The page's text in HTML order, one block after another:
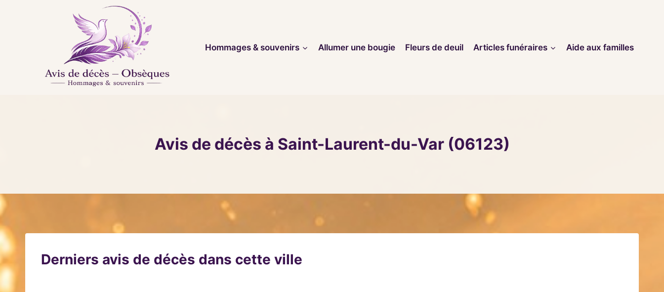
Hommages & souvenirs
Allumer une bougie Fleurs de deuil Articles funéraires Aide aux familles
Avis de décès à Saint-Laurent-du-Var (06123)
Derniers avis de décès dans cette ville